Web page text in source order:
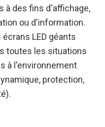
à des fins d'affichage,
ou d'information.
LED géants
toutes les situations
à l'environnement
protection,